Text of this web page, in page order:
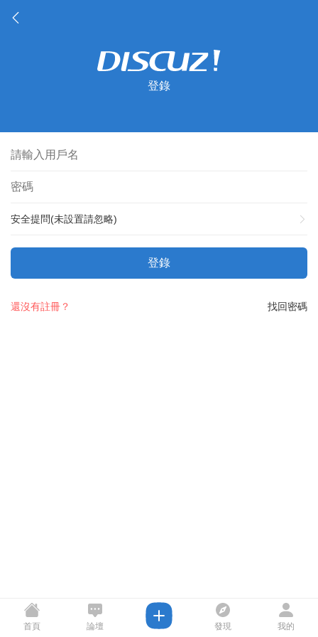
登錄
安全提問(未設置請忽略)
登錄
找回密碼
還沒有註冊？
首頁 論壇 發現 我的